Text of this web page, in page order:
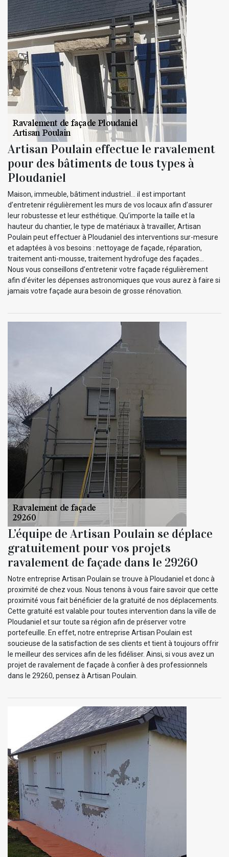
Artisan Poulain effectue le ravalement
pour des bâtiments de tous types à
Ploudaniel
Maison, immeuble, bâtiment industriel… il est important
d’entretenir régulièrement les murs de vos locaux afin d’assurer
leur robustesse et leur esthétique. Qu’importe la taille et la
hauteur du chantier, le type de matériaux à travailler, Artisan
Poulain peut effectuer à Ploudaniel des interventions sur-mesure
et adaptées à vos besoins : nettoyage de façade, réparation,
traitement anti-mousse, traitement hydrofuge des façades…
Nous vous conseillons d’entretenir votre façade régulièrement
afin d’éviter les dépenses astronomiques que vous aurez à faire si
jamais votre façade aura besoin de grosse rénovation.
L’équipe de Artisan Poulain se déplace
gratuitement pour vos projets
ravalement de façade dans le 29260
Notre entreprise Artisan Poulain se trouve à Ploudaniel et donc à
proximité de chez vous. Nous tenons à vous faire savoir que cette
proximité vous fait bénéficier de la gratuité de nos déplacements.
Cette gratuité est valable pour toutes intervention dans la ville de
Ploudaniel et sur toute sa région afin de préserver votre
portefeuille. En effet, notre entreprise Artisan Poulain est
soucieuse de la satisfaction de ses clients et tient à toujours offrir
le meilleur des services afin de les fidéliser. Ainsi, si vous avez un
projet de ravalement de façade à confier à des professionnels
dans le 29260, pensez à Artisan Poulain.